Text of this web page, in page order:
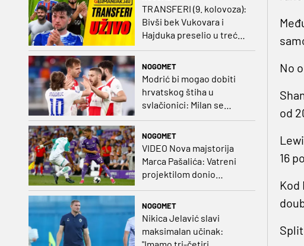
TRANSFERI (9. kolovoza):
Bivši bek Vukovara i
Hajduka preselio u treću
ligu, đakovački 'sin vjetra'
NOGOMET
Modrić bi mogao dobiti
hrvatskog štiha u
svlačionici: Milan se
NOGOMET
VIDEO Nova majstorija
Marca Pašalića: Vatreni
projektilom donio
NOGOMET
Nikica Jelavić slavi
maksimalan učinak:
No
od
16
Kod